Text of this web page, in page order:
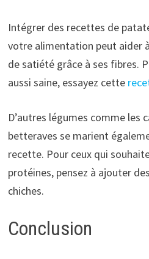
Intégrer des recettes de
votre alimentation peut aider
de satiété grâce à ses fibres.
aussi saine, essayez cette
D’autres légumes comme les
betteraves se marient
recette. Pour ceux qui
protéines, pensez à ajouter
chiches.
Conclusion